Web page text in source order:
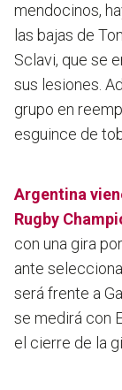
mendocinos,
las bajas de
Sclavi, que se
sus lesiones.
grupo en
esguince de
Argentina
Rugby
con una gira
ante
será frente a
se medirá con
el cierre de la